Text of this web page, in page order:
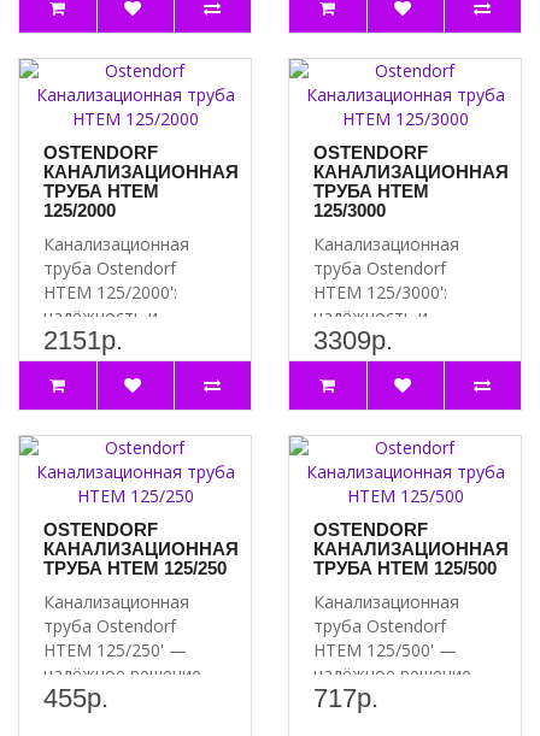
OSTENDORF
КАНАЛИЗАЦИОННАЯ
ТРУБА HTEM
125/2000
Канализационная
труба Ostendorf
HTEM 125/2000':
надёжность и
долговечность для
вашей канализации..
2151р.
OSTENDORF
КАНАЛИЗАЦИОННАЯ
ТРУБА HTEM
125/3000
Канализационная
труба Ostendorf
HTEM 125/3000':
надёжность и
долговечность для
вашей канализации..
3309р.
OSTENDORF
КАНАЛИЗАЦИОННАЯ
ТРУБА HTEM 125/250
Канализационная
труба Ostendorf
HTEM 125/250' —
надёжное решение
для вашей
455р.
OSTENDORF
КАНАЛИЗАЦИОННАЯ
ТРУБА HTEM 125/500
Канализационная
труба Ostendorf
HTEM 125/500' —
надёжное решение
для вашей
717р.